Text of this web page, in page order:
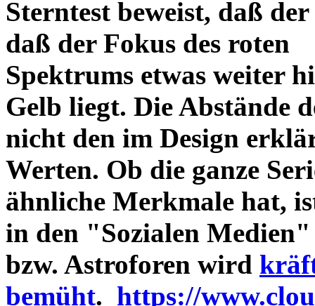
Sterntest beweist, daß
daß der Fokus des roten
Spektrums etwas weiter
Gelb liegt. Die Abstände
nicht den im Design
Werten. Ob die ganze
ähnliche Merkmale hat,
in den "Sozialen Medien"
bzw. Astroforen wird
bemüht. https://